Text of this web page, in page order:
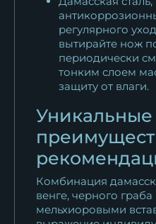
регулярного
вытирайте нож
периодически
тонким слоем
защиту от влаги.
Уникальные
Комбинация
венге, черного граба
мельхиоровыми